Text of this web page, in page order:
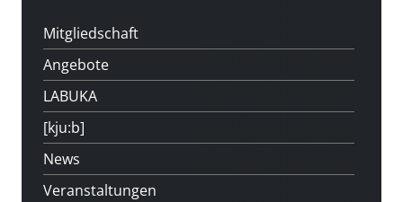
Mitgliedschaft
Angebote
LABUKA
[kju:b]
News
Veranstaltungen